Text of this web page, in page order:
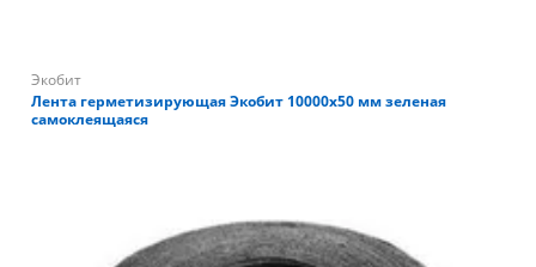
Экобит
Лента герметизирующая Экобит 10000х50 мм зеленая
самоклеящаяся